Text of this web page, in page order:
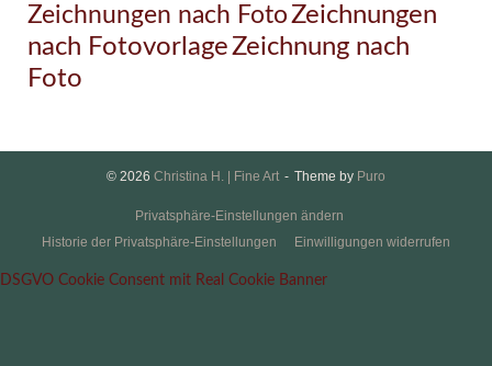
Zeichnungen nach FotoZeichnungen
nach FotovorlageZeichnung nach
Foto
© 2026 Christina H. | Fine Art Theme by Puro
Privatsphäre-Einstellungen ändern
Historie der Privatsphäre-Einstellungen
Einwilligungen widerrufen
DSGVO Cookie Consent mit Real Cookie Banner